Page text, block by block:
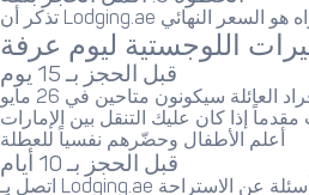
اللوجستية ليوم عرفة
قبل الحجز بـ 15 يوم
سيكونون متاحين في 26 مايو
إذا كان عليك التنقل بين الإمارات
أعلم الأطفال وحضّرهم نفسياً للعطلة
قبل الحجز بـ 10 أيام